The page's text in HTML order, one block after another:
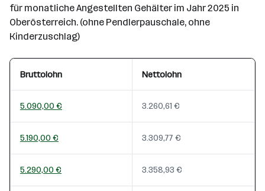
für monatliche Angestellten Gehälter im Jahr 2025 in
Oberösterreich. (ohne Pendlerpauschale, ohne
Kinderzuschlag)
Bruttolohn Nettolohn
5.090,00 € 3.260,61 €
5.190,00 € 3.309,77 €
5.290,00 € 3.358,93 €